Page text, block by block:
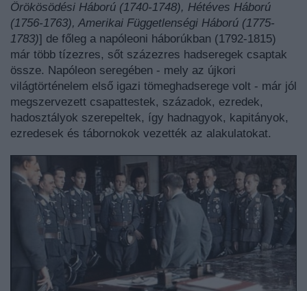
Örökösödési Háború (1740-1748), Hétéves Háború
(1756-1763), Amerikai Függetlenségi Háború (1775-
1783)] de főleg a napóleoni háborúkban (1792-1815)
már több tízezres, sőt százezres hadseregek csaptak
össze. Napóleon seregében - mely az újkori
világtörténelem első igazi tömeghadserege volt - már jól
megszervezett csapattestek, századok, ezredek,
hadosztályok szerepeltek, így hadnagyok, kapitányok,
ezredesek és tábornokok vezették az alakulatokat.